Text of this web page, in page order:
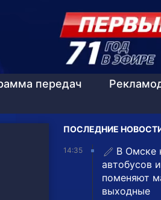
передач
ПОСЛЕДНИЕ
14:35
В Омске
автобусов
поменяют
выходные